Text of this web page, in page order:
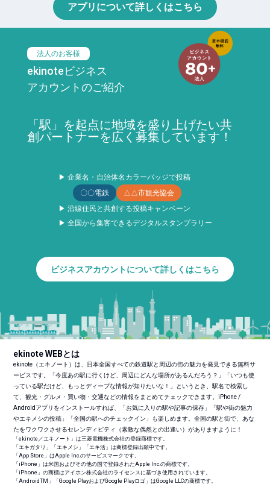
アプリについて詳しくはこちら
法人のお客様
ekinoteビジネス
アカウントのご紹介
「駅」を起点に地域を盛り上げたい共
創パートナーを広く募集しています！
▶ 企業名・自治体名カラーバッジで投稿
〇〇電鉄
△△市観光協会
▶ 沿線住民と共創する投稿キャンペーン
▶ 全国から集客できるデジタルスタンプラリー
ビジネスアカウントについて詳しくはこちら
ekinote WEBとは
ekinote（エキノート）は、日本全国すべての鉄道駅と周辺の街の魅力を発見できる無料サ
ービスです。「今度あの駅に行くけど、周辺にどんな場所があるんだろう？」「いつも使
っている駅だけど、もっとディープな情報が知りたいな！」というとき、駅名で検索し
て、観光・グルメ・買い物・交通などの情報をまとめてチェックできます。iPhone /
Androidアプリをインストールすれば、「お気に入りの駅や記事の保存」「駅や街の魅力
やエキメシの投稿」「全国の駅へのチェックイン」も楽しめます。全国の駅と街で、あな
たをワクワクさせるセレンディピティ（素敵な偶然との出逢い）がありますように！
「ekinote／エキノート」は三菱電機株式会社の登録商標です。
「エキガタリ」「エキメシ」「エキ活」は商標登録出願中です。
「App Store」はApple Inc.のサービスマークです。
「iPhone」は米国およびその他の国で登録されたApple Inc.の商標です。
「iPhone」の商標はアイホン株式会社のライセンスに基づき使用されています。
「AndroidTM 」「Google PlayおよびGoogle Playロゴ」はGoogle LLCの商標です。